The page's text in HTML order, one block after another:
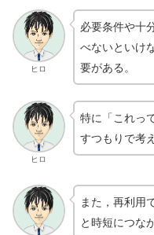
ヒロ
必要条件や十
べないといけ
要がある。
ヒロ
特に「これっ
すつもりで考
また，再利用
と時短につな